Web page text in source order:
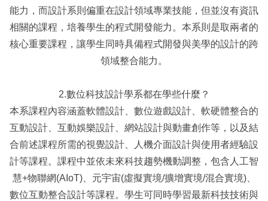
能力，而設計系則偏重在設計領域專業技能，但並沒有資訊
相關的課程，培養學生的程式開發能力。本系則是取兩者的
核心重要課程，讓學生同時具備程式開發與美學的設計的跨
領域整合能力。
2.數位科技設計學系都在學些什麼？
本系課程內容涵蓋軟體設計、數位遊戲設計、軟硬體整合的
互動設計、互動娛樂設計、網站設計與動畫創作等，以及結
合前述課程所需的視覺設計、人機介面設計與使用者經驗設
計等課程。課程中並依未來科技趨勢機動調整，包含人工智
慧+物聯網(AIoT)、元宇宙(虛擬實境/擴增實境/混合實境)、
數位互動整合設計等課程。學生可同時學習最新科技技術與